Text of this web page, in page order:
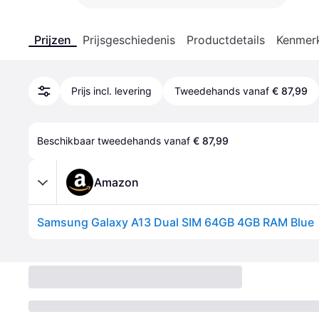
Prijzen Prijsgeschiedenis Productdetails
Prijs incl. levering Tweedehands vanaf € 87,99
Beschikbaar tweedehands vanaf € 87,99
Amazon
Samsung Galaxy A13 Dual SIM 64GB 4GB RAM Blue